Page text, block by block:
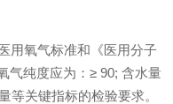
用氧气标准和《医用分子
气纯度应为：≥ 90; 含水量
等关键指标的检验要求。